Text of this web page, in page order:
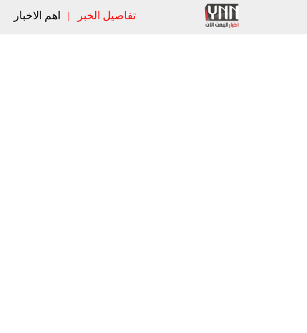
تفاصيل الخبر | اهم الاخبار